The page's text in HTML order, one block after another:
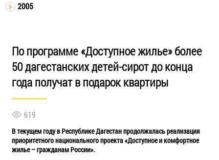
2005
По программе «Доступное жилье» более
50 дагестанских детей-сирот до конца
года получат в подарок квартиры
619
В текущем году в Республике Дагестан продолжалась реализация
приоритетного национального проекта «Доступное и комфортное
жилье – гражданам России».